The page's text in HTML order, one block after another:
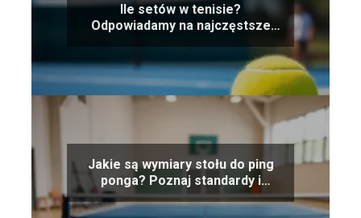
Ile setów w tenisie?
Odpowiadamy na najczęstsze
Jakie są wymiary stołu do ping
ponga? Poznaj standardy i
zasady